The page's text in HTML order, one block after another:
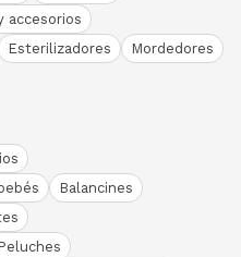
accesorios
Esterilizadores
Mordedores
Balancines
Peluches